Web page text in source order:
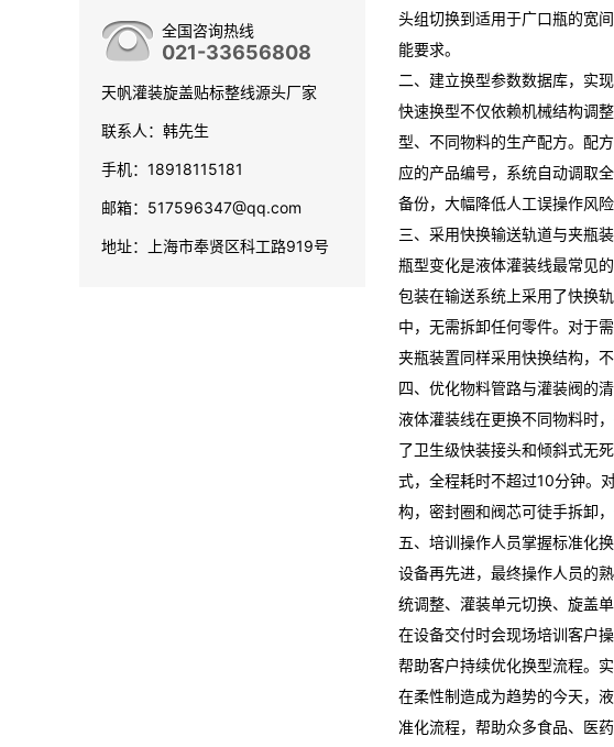
全国咨询热线
021-33656808
天帆灌装旋盖贴标整线源头厂家
联系人：韩先生
手机：18918115181
邮箱：517596347@qq.com
地址：上海市奉贤区科工路919号
头组切换到适用于广口瓶的宽
能要求。
二、建立换型参数数据库，实
快速换型不仅依赖机械结构调
型、不同物料的生产配方。配
应的产品编号，系统自动调取
备份，大幅降低人工误操作风险
三、采用快换输送轨道与夹瓶
瓶型变化是液体灌装线最常见
包装在输送系统上采用了快换
中，无需拆卸任何零件。对于
夹瓶装置同样采用快换结构，
四、优化物料管路与灌装阀的
液体灌装线在更换不同物料时
了卫生级快装接头和倾斜式无
式，全程耗时不超过10分钟。
构，密封圈和阀芯可徒手拆卸
五、培训操作人员掌握标准化
设备再先进，最终操作人员的
统调整、灌装单元切换、旋盖
在设备交付时会现场培训客户
帮助客户持续优化换型流程。
在柔性制造成为趋势的今天，
准化流程，帮助众多食品、医